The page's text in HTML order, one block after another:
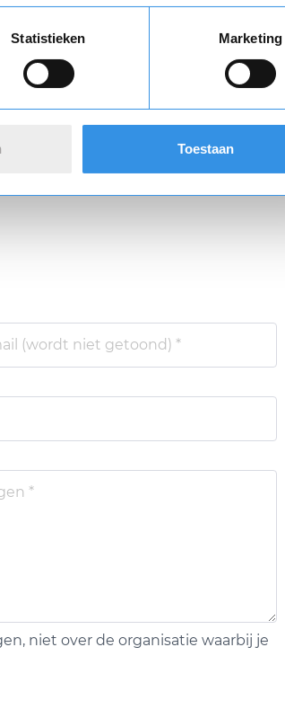
Statistieken Marketing
Toestaan
niet over de organisatie waarbij je